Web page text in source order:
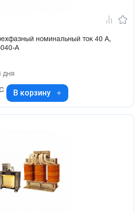
номинальный ток 40 А,
А
дня
В корзину